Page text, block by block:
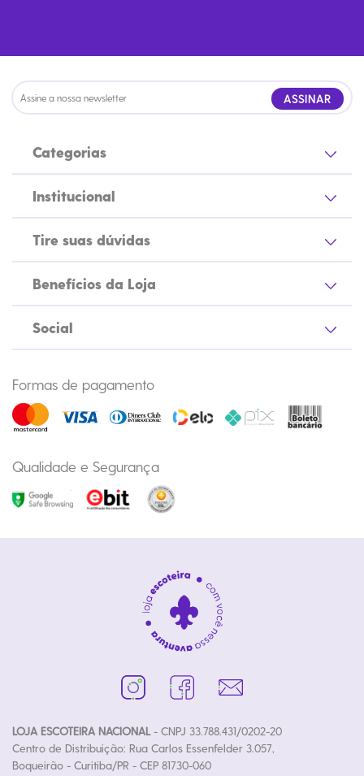
ASSINAR
Categorias
Institucional
Tire suas dúvidas
Benefícios da Loja
Social
Formas de pagamento
Qualidade e Segurança
LOJA ESCOTEIRA NACIONAL- CNPJ 33.788.431/0202-20
Centro de Distribuição: Rua Carlos Essenfelder 3.057,
Boqueirão - Curitiba/PR - CEP 81730-060